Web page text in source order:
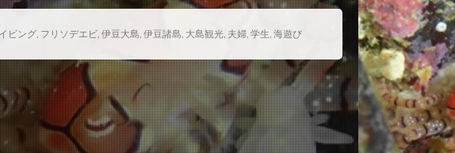
ビング, フリソデエビ, 伊豆大島, 伊豆諸島, 大島観光, 夫婦, 学生, 海遊び
キカモヨウウミウシ
キシマハナダイ キシマハナダイ幼魚 キセルガイ
シ
キョン キリンミノカサゴ キンチャクガニ クエ
クダゴンベ
ウミウシ
クビアカハゼ クマドリカエルアンコウ
クマドリカエルアンコウｙｇ
ンコウ幼魚
クマノミ クラサキウミウシ クリスマス
クリヤイロウミウシ
クロヘリメジロザメ クロマグロ ケイカイ
ゲッコウスズメダイ